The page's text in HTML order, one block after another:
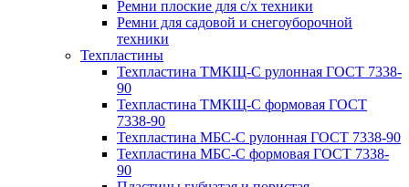
Ремни плоские для с/х техники
Ремни для садовой и снегоуборочной
техники
Техпластины
Техпластина ТМКЩ-С рулонная ГОСТ 7338-
90
Техпластина ТМКЩ-С формовая ГОСТ
7338-90
Техпластина МБС-С рулонная ГОСТ 7338-90
Техпластина МБС-С формовая ГОСТ 7338-
90